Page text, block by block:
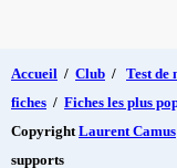
Accueil / Club / Test de
fiches / Fiches les plus
CopyrightLaurent Camus
supports